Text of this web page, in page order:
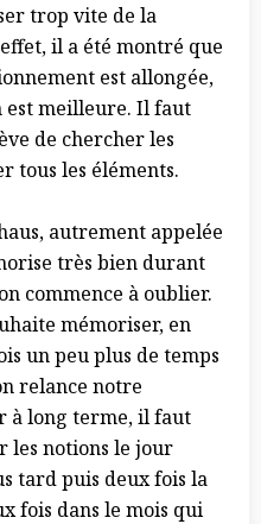
trop vite de la
il a été montré que
est allongée,
meilleure. Il faut
de chercher les
tous les éléments.
autrement appelée
très bien durant
commence à oublier.
mémoriser, en
un peu plus de temps
relance notre
à long terme, il faut
les notions le jour
tard puis deux fois la
fois dans le mois qui